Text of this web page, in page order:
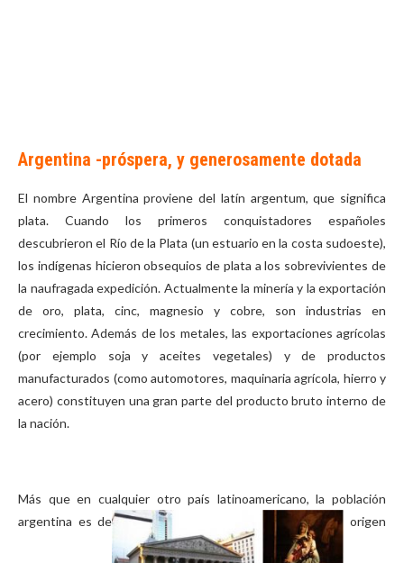
Argentina -próspera, y generosamente dotada
El nombre Argentina proviene del latín argentum, que significa
plata. Cuando los primeros conquistadores españoles
descubrieron el Río de la Plata (un estuario en la costa sudoeste),
los indígenas hicieron obsequios de plata a los sobrevivientes de
la naufragada expedición. Actualmente la minería y la exportación
de oro, plata, cinc, magnesio y cobre, son industrias en
crecimiento. Además de los metales, las exportaciones agrícolas
(por ejemplo soja y aceites vegetales) y de productos
manufacturados (como automotores, maquinaria agrícola, hierro y
acero) constituyen una gran parte del producto bruto interno de
la nación.
Más que en cualquier otro país latinoamericano, la población
argentina es de
origen